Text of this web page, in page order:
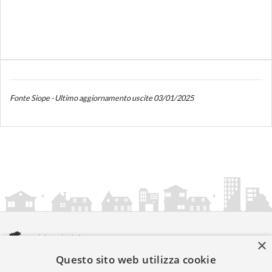
Fonte Siope - Ultimo aggiornamento uscite 03/01/2025
amministrazionicomunali.it è una iniziativa diartemedia.it
×
Questo sito web utilizza cookie